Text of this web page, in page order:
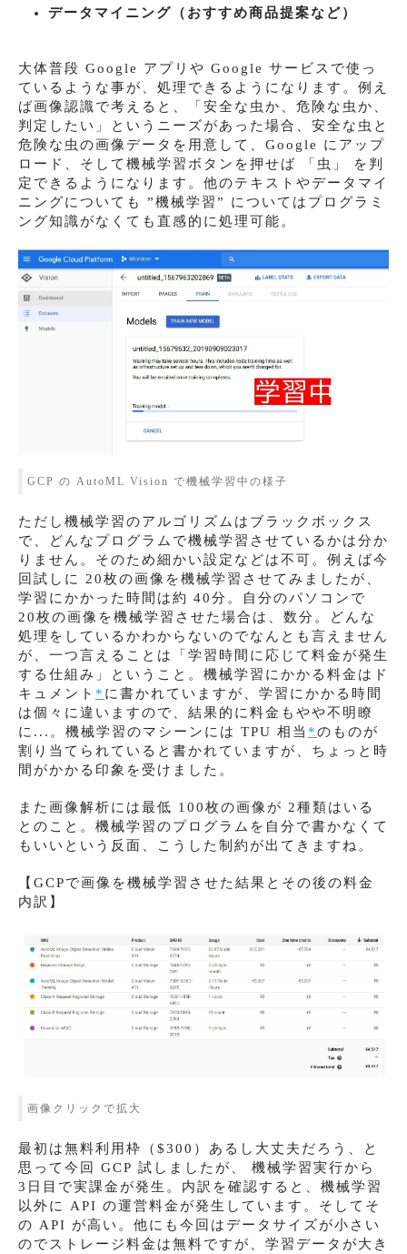
データマイニング（おすすめ商品提案など）
大体普段 Google アプリや Google サービスで使っ
ているような事が、処理できるようになります。例え
ば画像認識で考えると、「安全な虫か、危険な虫か、
判定したい」というニーズがあった場合、安全な虫と
危険な虫の画像データを用意して、Google にアップ
ロード、そして機械学習ボタンを押せば 「虫」 を判
定できるようになります。他のテキストやデータマイ
ニングについても ”機械学習” についてはプログラミ
ング知識がなくても直感的に処理可能。
GCP の AutoML Vision で機械学習中の様子
ただし機械学習のアルゴリズムはブラックボックス
で、どんなプログラムで機械学習させているかは分か
りません。そのため細かい設定などは不可。例えば今
回試しに 20枚の画像を機械学習させてみましたが、
学習にかかった時間は約 40分。自分のパソコンで
20枚の画像を機械学習させた場合は、数分。どんな
処理をしているかわからないのでなんとも言えません
が、一つ言えることは「学習時間に応じて料金が発生
する仕組み」ということ。機械学習にかかる料金はド
キュメント * に書かれていますが、学習にかかる時間
は個々に違いますので、結果的に料金もやや不明瞭
に...。機械学習のマシーンには TPU 相当 *のものが
割り当てられていると書かれていますが、ちょっと時
間がかかる印象を受けました。
また画像解析には最低 100枚の画像が 2種類はいる
とのこと。機械学習のプログラムを自分で書かなくて
もいいという反面、こうした制約が出てきますね。
【GCPで画像を機械学習させた結果とその後の料金
内訳】
画像クリックで拡大
最初は無料利用枠（$300）あるし大丈夫だろう、と
思って今回 GCP 試しましたが、 機械学習実行から
3日目で実課金が発生。内訳を確認すると、機械学習
以外に API の運営料金が発生しています。そしてそ
の API が高い。他にも今回はデータサイズが小さい
のでストレージ料金は無料ですが、学習データが大き